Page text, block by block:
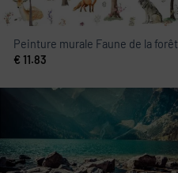
Peinture murale Faune de la forêt
€ 11.83